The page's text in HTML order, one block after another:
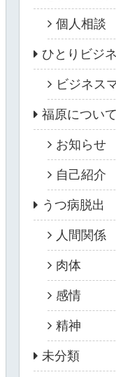
個人相談
ひとりビジ
ビジネス
福原について
お知らせ
自己紹介
うつ病脱出
人間関係
肉体
感情
精神
未分類